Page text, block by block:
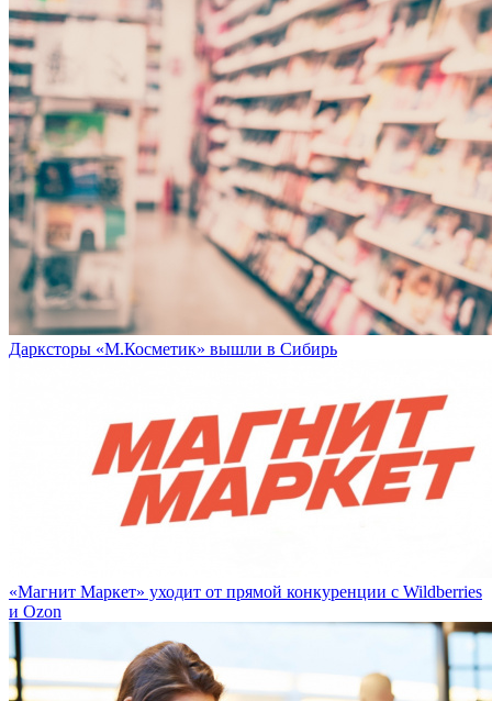
Дарксторы «М.Косметик» вышли в Сибирь
«Магнит Маркет» уходит от прямой конкуренции с Wildberries
и Ozon